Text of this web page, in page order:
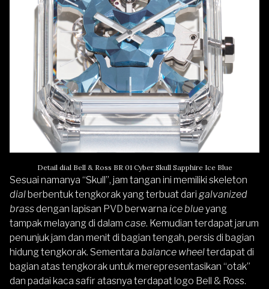
Detail dial Bell & Ross BR 01 Cyber Skull Sapphire Ice Blue
Sesuai namanya “Skull”, jam tangan ini memiliki skeleton
dialberbentuk tengkorak yang terbuat dari galvanized
brassdengan lapisan PVD berwarna ice blueyang
tampak melayang di dalam case. Kemudian terdapat jarum
penunjuk jam dan menit di bagian tengah, persis di bagian
hidung tengkorak. Sementara balance wheelterdapat di
bagian atas tengkorak untuk merepresentasikan “otak”
dan padai kaca safir atasnya terdapat logo Bell & Ross.